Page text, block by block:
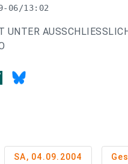
06/13:02
UNTER
SA, 04.09.2004